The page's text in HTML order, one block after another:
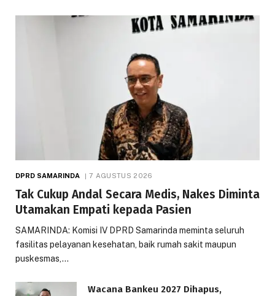
DPRD SAMARINDA 7 AGUSTUS 2026
Tak Cukup Andal Secara Medis, Nakes Diminta
Utamakan Empati kepada Pasien
SAMARINDA: Komisi IV DPRD Samarinda meminta seluruh
fasilitas pelayanan kesehatan, baik rumah sakit maupun
puskesmas,…
Wacana Bankeu 2027 Dihapus,